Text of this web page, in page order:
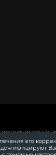
информации
его